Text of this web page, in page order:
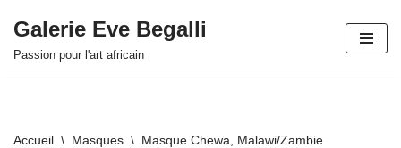
Aller
Galerie Eve Begalli
Passion pour l'art africain
Accueil \ Masques \ Masque Chewa, Malawi/Zambie